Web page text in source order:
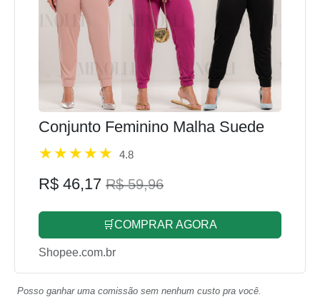
Conjunto Feminino Malha Suede
4.8
R$ 46,17 R$ 59,96
🛒COMPRAR AGORA
Shopee.com.br
Posso ganhar uma comissão sem nenhum custo pra você.